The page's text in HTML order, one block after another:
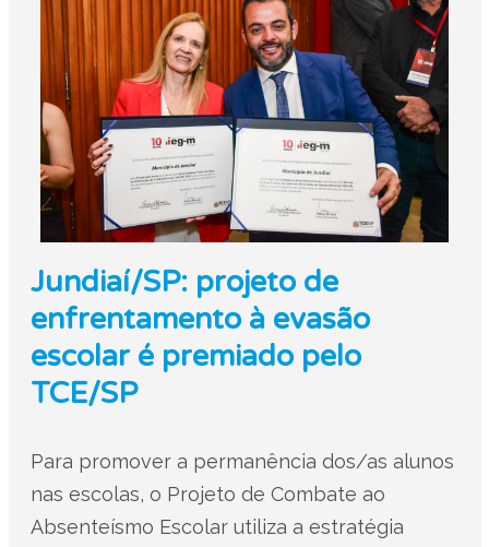
Jundiaí/SP: projeto de
enfrentamento à evasão
escolar é premiado pelo
TCE/SP
Para promover a permanência dos/as alunos
nas escolas, o Projeto de Combate ao
Absenteísmo Escolar utiliza a estratégia